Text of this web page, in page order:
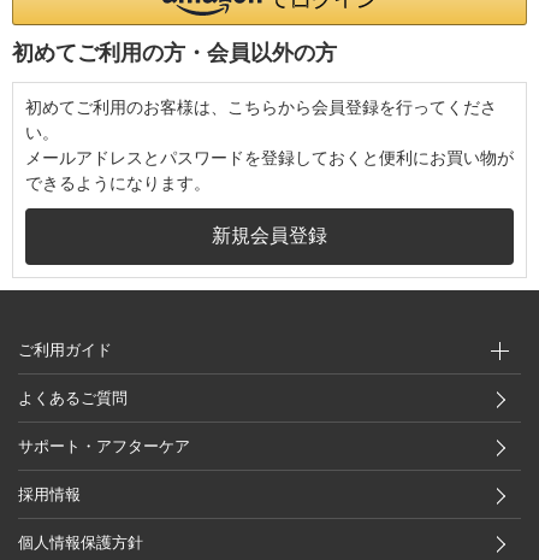
初めてご利用の方・会員以外の方
初めてご利用のお客様は、こちらから会員登録を行ってくださ
い。
メールアドレスとパスワードを登録しておくと便利にお買い物が
できるようになります。
ご利用ガイド
よくあるご質問
サポート・アフターケア
採用情報
個人情報保護方針